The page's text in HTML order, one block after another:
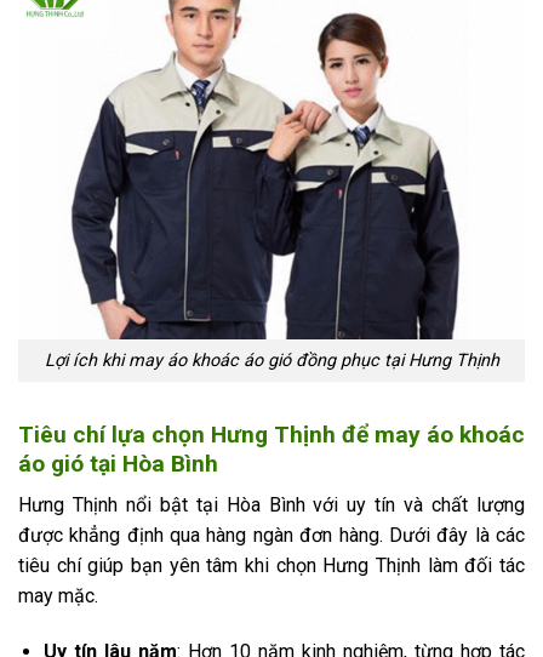
Lợi ích khi may áo khoác áo gió đồng phục tại Hưng Thịnh
Tiêu chí lựa chọn Hưng Thịnh để may áo khoác
áo gió tại Hòa Bình
Hưng Thịnh nổi bật tại Hòa Bình với uy tín và chất lượng
được khẳng định qua hàng ngàn đơn hàng. Dưới đây là các
tiêu chí giúp bạn yên tâm khi chọn Hưng Thịnh làm đối tác
may mặc.
Uy tín lâu năm: Hơn 10 năm kinh nghiệm, từng hợp tác